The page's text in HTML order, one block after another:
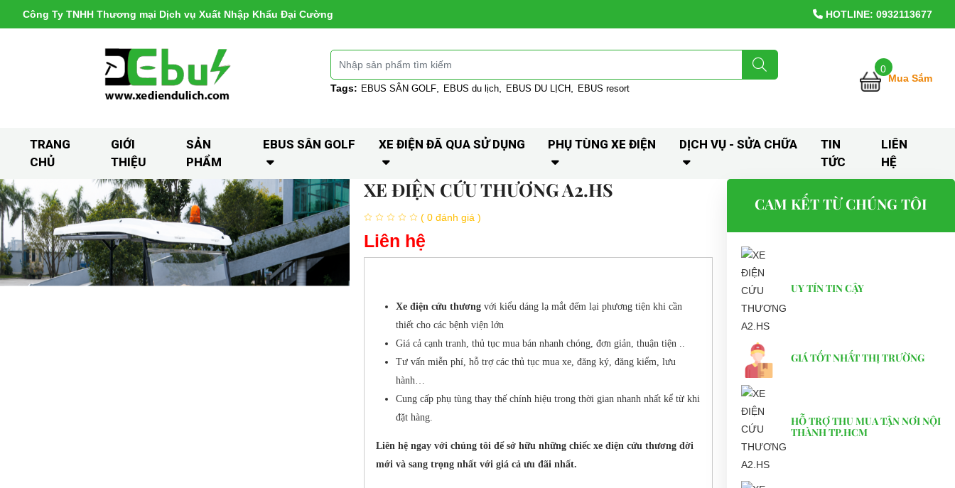
Công Ty TNHH Thương mại Dịch vụ Xuất Nhập Khẩu Đại Cường HOTLINE: 0932113677
Tags: EBUS SÂN GOLF EBUS du lịch EBUS DU LỊCH EBUS resort
0
Mua Sắm
TRANG
CHỦ
GIỚI
THIỆU
SẢN
PHẨM
EBUS SÂN GOLF XE ĐIỆN ĐÃ QUA SỬ DỤNG PHỤ TÙNG XE ĐIỆN DỊCH VỤ - SỬA CHỮA
TIN
TỨC
LIÊN
HỆ
XE ĐIỆN CỨU THƯƠNG A2.HS
( 0 đánh giá )
Liên hệ
Xe điện cứu thương với kiểu dáng lạ mắt đếm lại phương tiện khi cần
thiết cho các bệnh viện lớn
Giá cả cạnh tranh, thủ tục mua bán nhanh chóng, đơn giản, thuận tiện ..
Tư vấn miễn phí, hỗ trợ các thủ tục mua xe, đăng ký, đăng kiểm, lưu
hành…
Cung cấp phụ tùng thay thế chính hiệu trong thời gian nhanh nhất kể từ khi
đặt hàng.
Liên hệ ngay với chúng tôi để sở hữu những chiếc xe điện cứu thương đời
mới và sang trọng nhất với giá cả ưu đãi nhất.
CAM KẾT TỪ CHÚNG TÔI
UY TÍN TIN CẬY
GIÁ TỐT NHẤT THỊ TRƯỜNG
HỖ TRỢ THU MUA TẬN NƠI NỘI
THÀNH TP.HCM